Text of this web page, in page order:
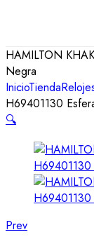
HAMILTON
Negra
InicioTienda
H69401130
🔍
Prev